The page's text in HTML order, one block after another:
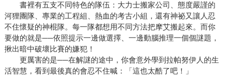
書裡有五支不同特色的隊伍：大力士搬家公司、態度嚴謹的
河狸團隊、專業的工程組、熱血的考古小組，還有神祕又讓人忍
不住懷疑的神棍隊。每一隊都想用不同方法把摩艾搬起來。而你
要做的就是──依照提示一邊做選擇、一邊動腦推理一個個謎題，
揪出暗中破壞比賽的嫌犯！
更厲害的是──在解謎的途中，你會意外學到拉帕努伊人的生
活智慧，看到最後真的會忍不住喊：「這也太酷了吧！」